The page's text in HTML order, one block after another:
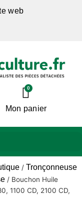
web
0
Mon panier
/ Tronçonneuse
/ Bouchon Huile
1100 CD, 2100 CD,